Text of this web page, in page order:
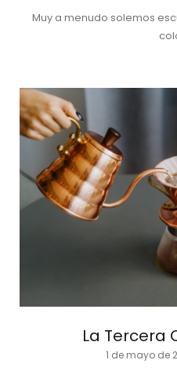
Muy a menudo solemos
La Tercera
Posted
1 de mayo de